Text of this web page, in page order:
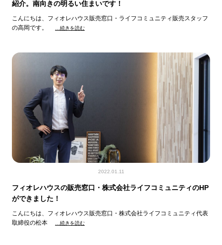
紹介。南向きの明るい住まいです！
こんにちは、フィオレハウス販売窓口・ライフコミュニティ販売スタッフ
の高岡です。
…続きを読む
2022.01.11
フィオレハウスの販売窓口・株式会社ライフコミュニティのHP
ができました！
こんにちは、フィオレハウス販売窓口・株式会社ライフコミュニティ代表
取締役の松本
…続きを読む